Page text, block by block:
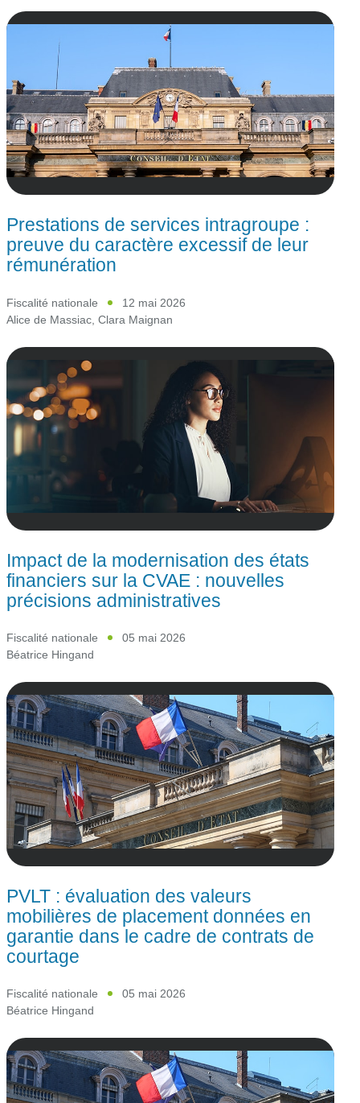
Prestations de services intragroupe :
preuve du caractère excessif de leur
rémunération
Fiscalité nationale
12 mai 2026
Alice de Massiac Clara Maignan
Impact de la modernisation des états
financiers sur la CVAE : nouvelles
précisions administratives
Fiscalité nationale
05 mai 2026
Béatrice Hingand
PVLT : évaluation des valeurs
mobilières de placement données en
garantie dans le cadre de contrats de
courtage
Fiscalité nationale
05 mai 2026
Béatrice Hingand